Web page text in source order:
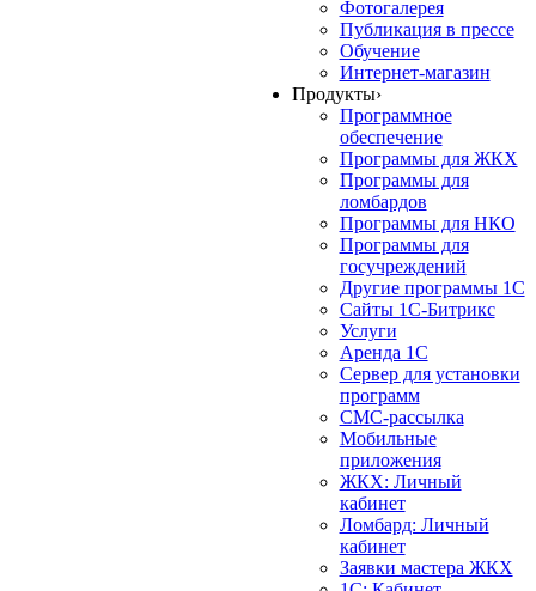
Фотогалерея
Публикация в прессе
Обучение
Интернет-магазин
Продукты›
Программное
обеспечение
Программы для ЖКХ
Программы для
ломбардов
Программы для НКО
Программы для
госучреждений
Другие программы 1С
Сайты 1С-Битрикс
Услуги
Аренда 1С
Сервер для установки
программ
СМС-рассылка
Мобильные
приложения
ЖКХ: Личный
кабинет
Ломбард: Личный
кабинет
Заявки мастера ЖКХ